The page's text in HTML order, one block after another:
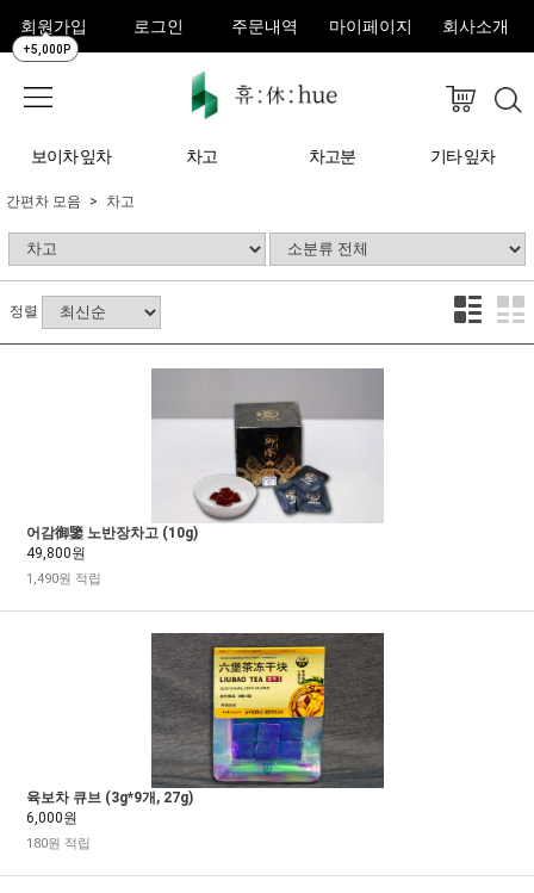
회원가입
+5,000P
로그인 주문내역 마이페이지 회사소개
보이차 잎차 차고 차고분 기타 잎차
간편차 모음 차고
정렬
어감御鑒 노반장차고 (10g)
49,800원
1,490원 적립
육보차 큐브 (3g*9개, 27g)
6,000원
180원 적립